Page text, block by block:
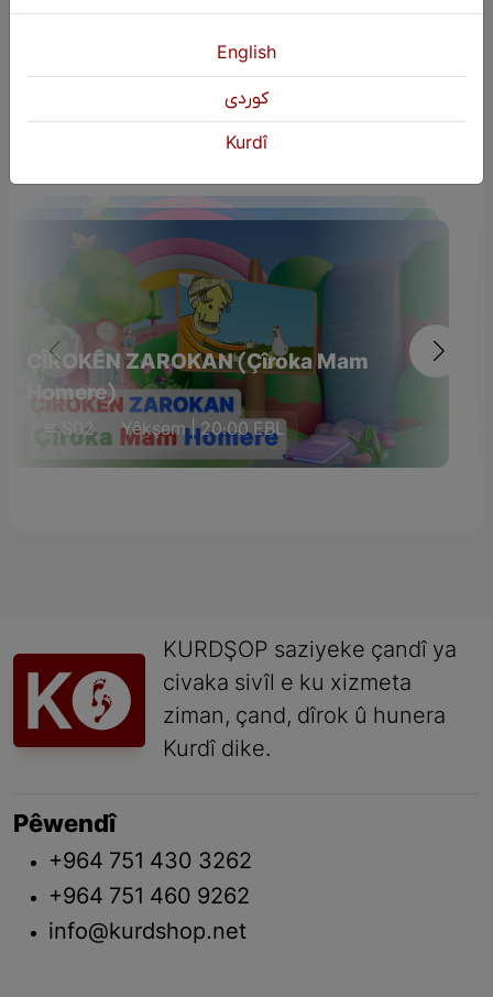
Dûmahîk Bername
ÇÎROKÊN ZAROKAN (Çîroka Mam
Homere)
S02 Yêkşem | 20:00 EBL
KURDŞOP saziyeke çandî ya
civaka sivîl e ku xizmeta
ziman, çand, dîrok û hunera
Kurdî dike.
Pêwendî
+964 751 430 3262
+964 751 460 9262
info@kurdshop.net
English
كوردی
Kurdî